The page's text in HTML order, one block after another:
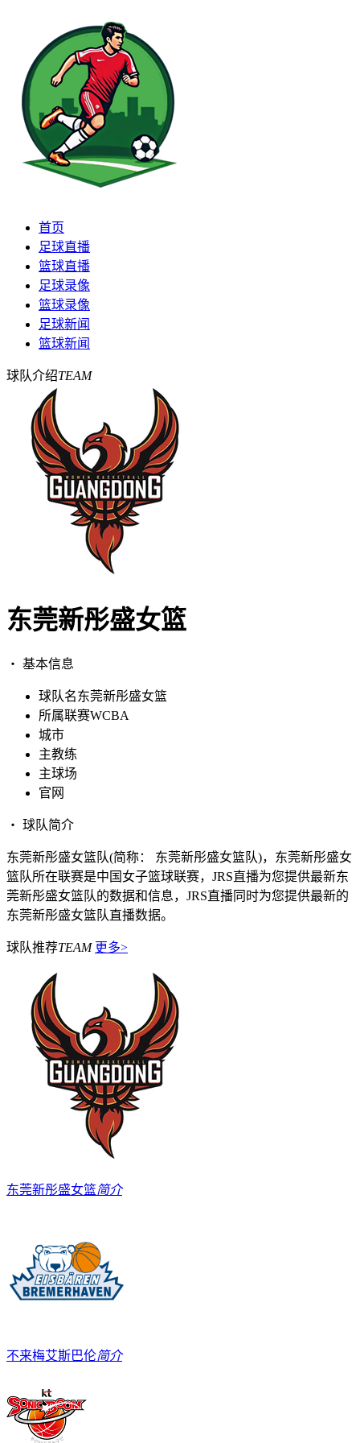
首页
足球直播
篮球直播
足球录像
篮球录像
足球新闻
篮球新闻
球队介绍TEAM
东莞新彤盛女篮
・ 基本信息
球队名东莞新彤盛女篮
所属联赛WCBA
城市
主教练
主球场
官网
・ 球队简介
东莞新彤盛女篮队(简称： 东莞新彤盛女篮队)，东莞新彤盛女
篮队所在联赛是中国女子篮球联赛，JRS直播为您提供最新东
莞新彤盛女篮队的数据和信息，JRS直播同时为您提供最新的
东莞新彤盛女篮队直播数据。
球队推荐TEAM 更多>
东莞新彤盛女篮简介
不来梅艾斯巴伦简介